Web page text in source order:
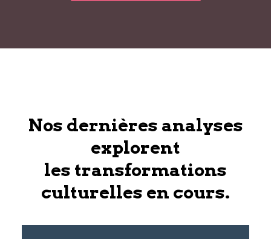
Nos dernières analyses
explorent
les transformations
culturelles en cours.